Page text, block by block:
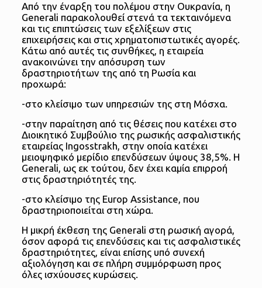
Από την έναρξη του πολέμου στην Ουκρανία, η
Generali παρακολουθεί στενά τα τεκταινόμενα
και τις επιπτώσεις των εξελίξεων στις
επιχειρήσεις και στις χρηματοπιστωτικές αγορές.
Κάτω από αυτές τις συνθήκες, η εταιρεία
ανακοινώνει την απόσυρση των
δραστηριοτήτων της από τη Ρωσία και
προχωρά:
-στο κλείσιμο των υπηρεσιών της στη Μόσχα.
-στην παραίτηση από τις θέσεις που κατέχει στο
Διοικητικό Συμβούλιο της ρωσικής ασφαλιστικής
εταιρείας Ingosstrakh, στην οποία κατέχει
μειοψηφικό μερίδιο επενδύσεων ύψους 38,5%. Η
Generali, ως εκ τούτου, δεν έχει καμία επιρροή
στις δραστηριότητές της.
-στο κλείσιμο της Europ Assistance, που
δραστηριοποιείται στη χώρα.
Η μικρή έκθεση της Generali στη ρωσική αγορά,
όσον αφορά τις επενδύσεις και τις ασφαλιστικές
δραστηριότητες, είναι επίσης υπό συνεχή
αξιολόγηση και σε πλήρη συμμόρφωση προς
όλες ισχύουσες κυρώσεις.